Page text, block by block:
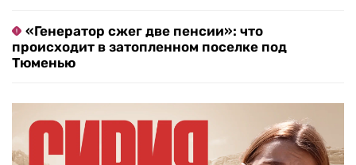
«Генератор сжег две пенсии»: что
происходит в затопленном поселке под
Тюменью